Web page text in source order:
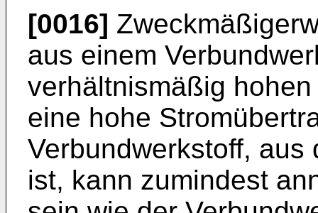
[0016]
aus einem
verhältnismäßig
eine hohe
Verbundwerkstoff, aus
ist, kann zumindest